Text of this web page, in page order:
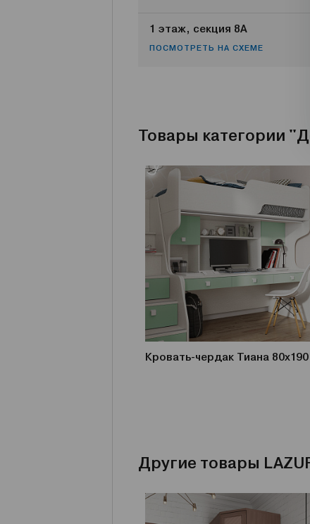
1 этаж, секция 8А
ПОСМОТРЕТЬ НА СХЕМЕ
Товары категории
Кровать-чердак Тиана 80x190
Другие товары